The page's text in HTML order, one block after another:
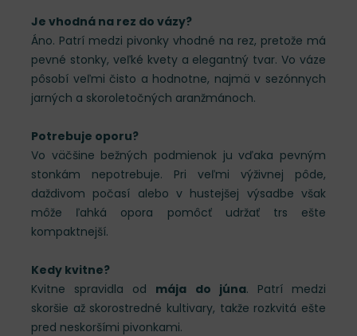
Je vhodná na rez do vázy?
Áno. Patrí medzi pivonky vhodné na rez, pretože má
pevné stonky, veľké kvety a elegantný tvar. Vo váze
pôsobí veľmi čisto a hodnotne, najmä v sezónnych
jarných a skoroletočných aranžmánoch.
Potrebuje oporu?
Vo väčšine bežných podmienok ju vďaka pevným
stonkám nepotrebuje. Pri veľmi výživnej pôde,
daždivom počasí alebo v hustejšej výsadbe však
môže ľahká opora pomôcť udržať trs ešte
kompaktnejší.
Kedy kvitne?
Kvitne spravidla od mája do júna. Patrí medzi
skoršie až skorostredné kultivary, takže rozkvitá ešte
pred neskoršími pivonkami.